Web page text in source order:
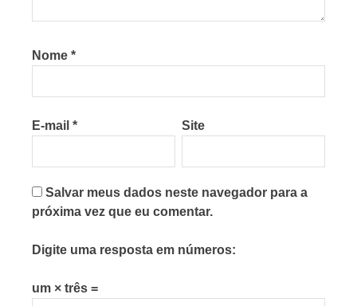
Nome *
E-mail * Site
Salvar meus dados neste navegador para a
próxima vez que eu comentar.
Digite uma resposta em números:
um × três =